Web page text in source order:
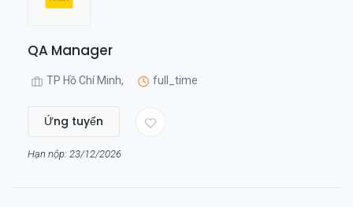
QA Manager
TP Hồ Chí Minh, full_time
Ứng tuyển
Hạn nộp: 23/12/2026